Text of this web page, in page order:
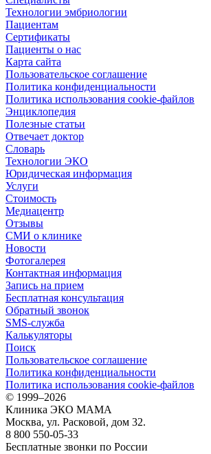
Технологии эмбриологии
Пациентам
Сертификаты
Пациенты о нас
Карта сайта
Пользовательское соглашение
Политика конфиденциальности
Политика использования cookie-файлов
Энциклопедия
Полезные статьи
Отвечает доктор
Словарь
Технологии ЭКО
Юридическая информация
Услуги
Стоимость
Медиацентр
Отзывы
СМИ о клинике
Новости
Фотогалерея
Контактная информация
Запись на прием
Бесплатная консультация
Обратный звонок
SMS-служба
Калькуляторы
Поиск
Пользовательское соглашение
Политика конфиденциальности
Политика использования cookie-файлов
© 1999–2026
Клиника ЭКО МАМА
Москва, ул. Расковой, дом 32.
8 800 550-05-33
Бесплатные звонки по России